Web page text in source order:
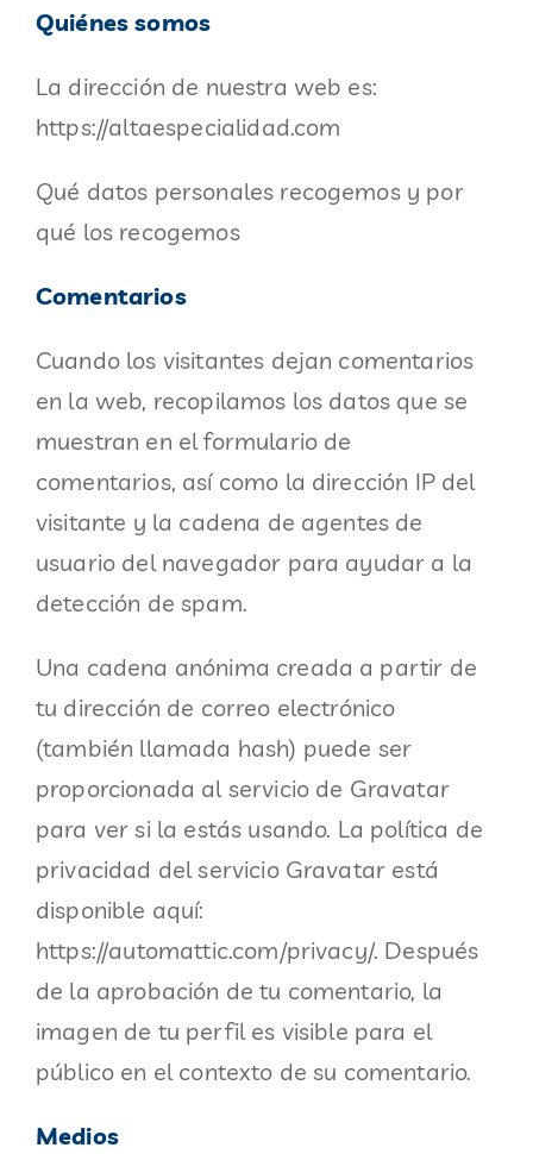
Quiénes somos
La dirección de nuestra web es:
https://altaespecialidad.com
Qué datos personales recogemos y por
qué los recogemos
Comentarios
Cuando los visitantes dejan comentarios
en la web, recopilamos los datos que se
muestran en el formulario de
comentarios, así como la dirección IP del
visitante y la cadena de agentes de
usuario del navegador para ayudar a la
detección de spam.
Una cadena anónima creada a partir de
tu dirección de correo electrónico
(también llamada hash) puede ser
proporcionada al servicio de Gravatar
para ver si la estás usando. La política de
privacidad del servicio Gravatar está
disponible aquí:
https://automattic.com/privacy/. Después
de la aprobación de tu comentario, la
imagen de tu perfil es visible para el
público en el contexto de su comentario.
Medios